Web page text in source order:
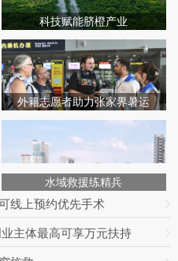
科技赋能脐橙产业
外籍志愿者助力张家界暑运
水域救援练精兵
线上预约优先手术
主体最高可享万元扶持